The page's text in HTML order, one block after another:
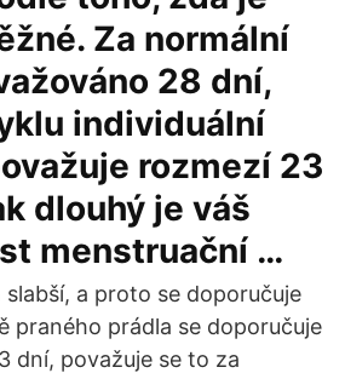
Za normální
28 dní,
individuální
rozmezí 23
dlouhý je váš
menstruační …
a proto se doporučuje
praného prádla se doporučuje
dní, považuje se to za